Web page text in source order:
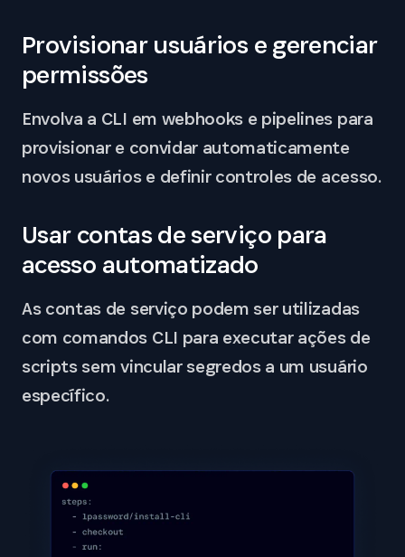
Provisionar usuários e gerenciar
permissões
Envolva a CLI em webhooks e pipelines para
provisionar e convidar automaticamente
novos usuários e definir controles de acesso.
Usar contas de serviço para
acesso automatizado
As contas de serviço podem ser utilizadas
com comandos CLI para executar ações de
scripts sem vincular segredos a um usuário
específico.